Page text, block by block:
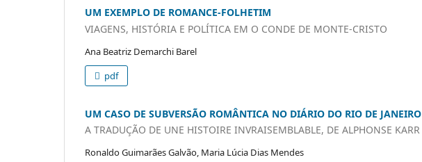
UM EXEMPLO DE ROMANCE-FOLHETIM
VIAGENS, HISTÓRIA E POLÍTICA EM O CONDE DE MONTE-CRISTO
Ana Beatriz Demarchi Barel
pdf
UM CASO DE SUBVERSÃO ROMÂNTICA NO DIÁRIO DO RIO DE JANEIRO
A TRADUÇÃO DE UNE HISTOIRE INVRAISEMBLABLE, DE ALPHONSE KARR
Ronaldo Guimarães Galvão, Maria Lúcia Dias Mendes